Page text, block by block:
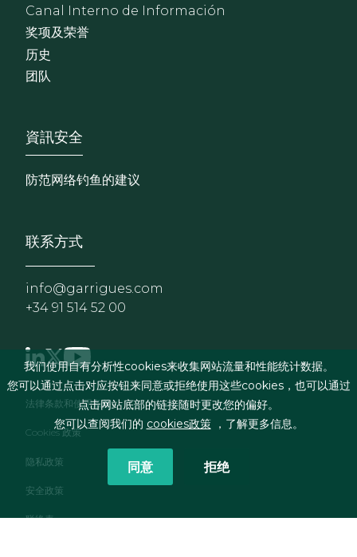
Canal Interno de Información
奖项及荣誉
历史
团队
Footer - Extranet y
資訊安全
防范网络钓鱼的建议
联系方式
info@garrigues.com
+34 91 514 52 00
页脚菜单
法律条款和使用条件
Cookies 政策
隐私政策
安全政策
联络表
我们使用自有分析性cookies来收集网站流量和性能统计数据。
您可以通过点击对应按钮来同意或拒绝使用这些cookies，也可以通过
点击网站底部的链接随时更改您的偏好。
您可以查阅我们的 cookies政策，了解更多信息。
同意 拒绝